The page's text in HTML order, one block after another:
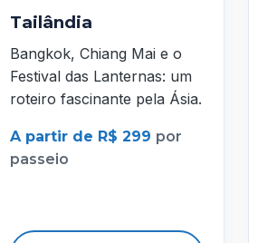
Tailândia
Bangkok, Chiang Mai e o
Festival das Lanternas: um
roteiro fascinante pela Ásia.
A partir de R$ 299 por
passeio